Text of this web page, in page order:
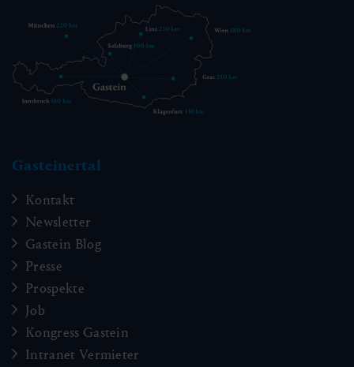
Gasteinertal
Kontakt
Newsletter
Gastein Blog
Presse
Prospekte
Job
Kongress Gastein
Intranet Vermieter